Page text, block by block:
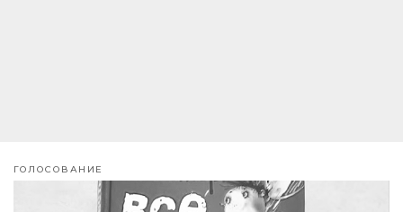
ГОЛОСОВАНИЕ